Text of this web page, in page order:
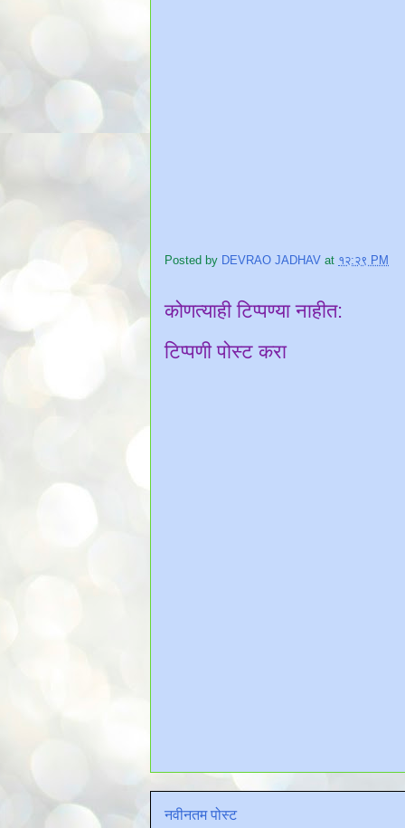
Posted by DEVRAO JADHAV at १२:२९ PM
कोणत्याही टिप्पण्‍या नाहीत:
टिप्पणी पोस्ट करा
नवीनतम पोस्ट